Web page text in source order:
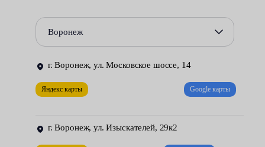
Синхронизаторы, отвечающие за чёткое и плавное
переключение передач.
Компоненты механизмов кулисы и селектора.
Для полноценного ремонта МКПП необходимо демонтировать
можно сделать, посетив наш сервисный центр, где
Воронеж
г. Воронеж, ул. Московское шоссе, 14
Яндекс карты Google карты
г. Воронеж, ул. Изыскателей, 29к2